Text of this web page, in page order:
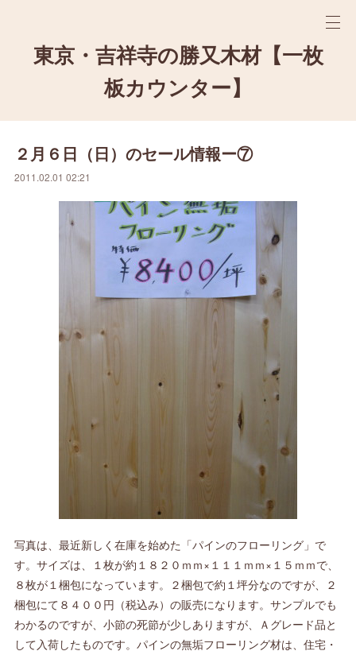
東京・吉祥寺の勝又木材【一枚
板カウンター】
２月６日（日）のセール情報ー⑦
2011.02.01 02:21
写真は、最近新しく在庫を始めた「パインのフローリング」で
す。サイズは、１枚が約１８２０ｍｍ×１１１ｍｍ×１５ｍｍで、
８枚が１梱包になっています。２梱包で約１坪分なのですが、２
梱包にて８４００円（税込み）の販売になります。サンプルでも
わかるのですが、小節の死節が少しありますが、Ａグレード品と
して入荷したものです。パインの無垢フローリング材は、住宅・